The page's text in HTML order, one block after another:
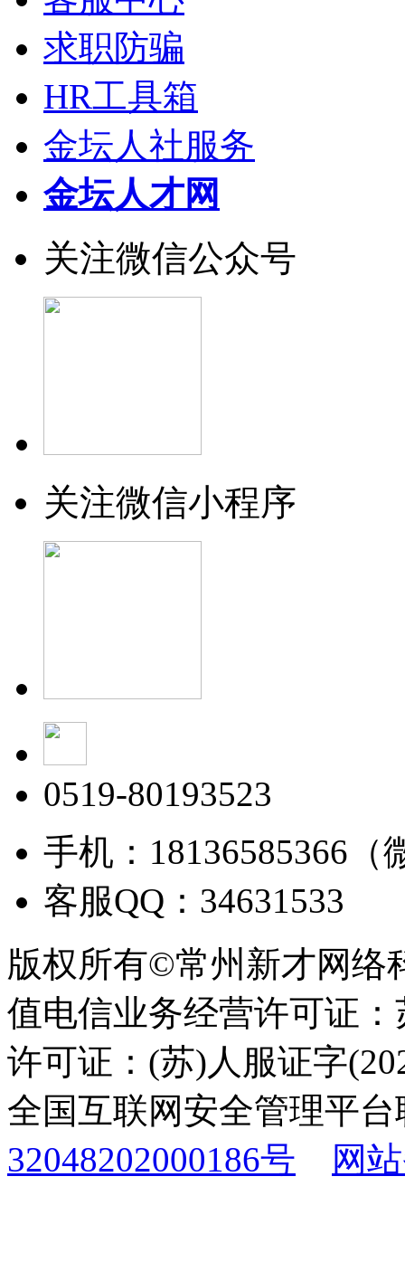
求职防骗
HR工具箱
金坛人社服务
金坛人才网
关注微信公众号
关注微信小程序
0519-80193523
手机：18136585366（
客服QQ：34631533
版权所有©常州新才网络
值电信业务经营许可证
许可证：(苏)人服证字
全国互联网安全管理平
32048202000186号
网